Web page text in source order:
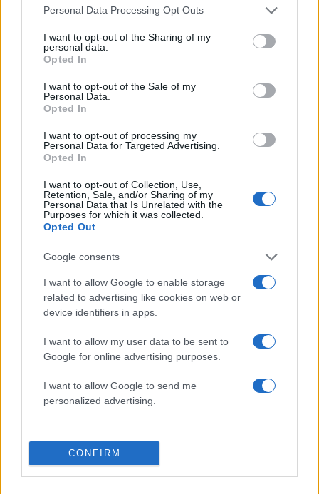
Please note that this website/app uses one or more Google
not limited to your visit or usage behaviour. You may click to
grant or deny consent to Google and its third-party tags to
use your data for below specified purposes in below Google
consent section.
Personal Data Processing Opt Outs
I want to opt-out of the Sharing of my
personal data.
Opted In
I want to opt-out of the Sale of my
Personal Data.
Opted In
I want to opt-out of processing my
Personal Data for Targeted Advertising.
Opted In
I want to opt-out of Collection, Use,
Retention, Sale, and/or Sharing of my
Personal Data that Is Unrelated with the
Purposes for which it was collected.
Opted Out
Google consents
I want to allow Google to enable storage
related to advertising like cookies on web or
device identifiers in apps.
I want to allow my user data to be sent to
Google for online advertising purposes.
I want to allow Google to send me
personalized advertising.
CONFIRM
Υποβολή σχολίου
Όροι Χρήσης. Το site προστατεύεται από reCAPTCHA, ισχύουν
Πολιτική Απορρήτου
ΣΑΟ ΠΑΟΛΟ
Share:
Ακολουθήστε το Νewsit.gr στο
ενημερωθείτε πρώτοι για όλη την ειδησεογραφία και τα
Πιο δημοφιλή